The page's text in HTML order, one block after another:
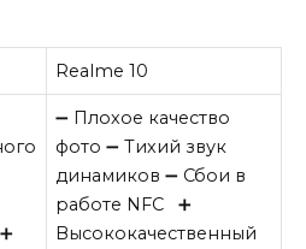
Realme 10
➖ Плохое качество
фото ➖ Тихий звук
динамиков ➖ Сбои в
работе NFC ➕
Высококачественный